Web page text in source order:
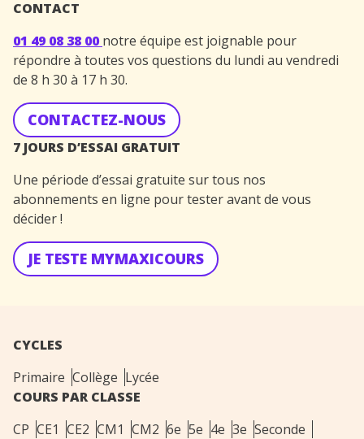
CONTACT
01 49 08 38 00 notre équipe est joignable pour
répondre à toutes vos questions du lundi au vendredi
de 8 h 30 à 17 h 30.
CONTACTEZ-NOUS
7 JOURS D’ESSAI GRATUIT
Une période d’essai gratuite sur tous nos
abonnements en ligne pour tester avant de vous
décider !
JE TESTE MYMAXICOURS
CYCLES
Primaire Collège Lycée
COURS PAR CLASSE
CP CE1 CE2 CM1 CM2 6e 5e 4e 3e Seconde